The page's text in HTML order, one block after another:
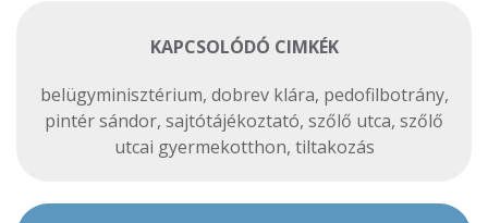
KAPCSOLÓDÓ CIMKÉK
belügyminisztérium, dobrev klára, pedofilbotrány,
pintér sándor, sajtótájékoztató, szőlő utca, szőlő
utcai gyermekotthon, tiltakozás